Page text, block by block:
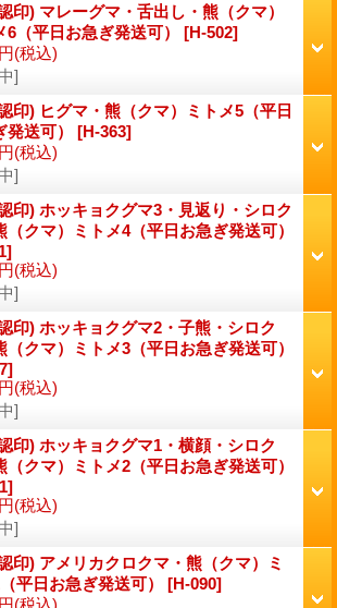
印) マレーグマ・舌出し・熊（クマ）
6（平日お急ぎ発送可） [H-502]
(税込)
]
印) ヒグマ・熊（クマ）ミトメ5（平日
発送可） [H-363]
(税込)
]
印) ホッキョクグマ3・見返り・シロク
（クマ）ミトメ4（平日お急ぎ発送可）
(税込)
]
印) ホッキョクグマ2・子熊・シロク
（クマ）ミトメ3（平日お急ぎ発送可）
(税込)
]
印) ホッキョクグマ1・横顔・シロク
（クマ）ミトメ2（平日お急ぎ発送可）
(税込)
]
印) アメリカクロクマ・熊（クマ）ミ
（平日お急ぎ発送可） [H-090]
(税込)